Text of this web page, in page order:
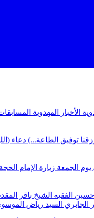
الأخبار المهدوية
توفيق الطاعة...) دعاء
يوم الجمعة زيارة الإمام
الفقيه الشيخ باقر
الجابري السيد رياض